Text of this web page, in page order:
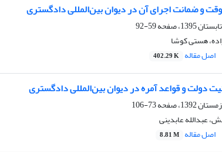
و ضمانت اجرای آن در دیوان بین‌المللی دادگستری
59-92
هستی کوشا
اصل مقاله 402.29 K
دولت و قواعد آمره در دیوان بین‌المللی دادگستری
73-106
عبدالله عابدینی
اصل مقاله 8.81 M